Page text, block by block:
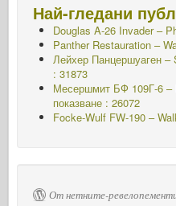
Най-гледани
Douglas A-26 Invader –
Panther Restauration –
Лейхер Панцершуаген
: 31873
Месершмит БФ 109Г-6 –
показване : 26072
Focke-Wulf FW-190 –
От нетните-